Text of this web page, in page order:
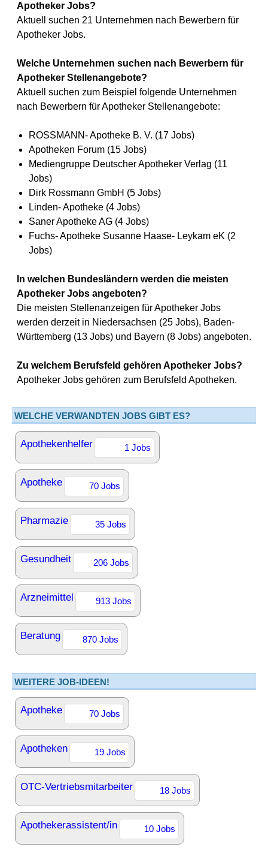
Apotheker Jobs?
Aktuell suchen 21 Unternehmen nach Bewerbern für
Apotheker Jobs.
Welche Unternehmen suchen nach Bewerbern für
Apotheker Stellenangebote?
Aktuell suchen zum Beispiel folgende Unternehmen
nach Bewerbern für Apotheker Stellenangebote:
ROSSMANN- Apotheke B. V. (17 Jobs)
Apotheken Forum (15 Jobs)
Mediengruppe Deutscher Apotheker Verlag (11
Jobs)
Dirk Rossmann GmbH (5 Jobs)
Linden- Apotheke (4 Jobs)
Saner Apotheke AG (4 Jobs)
Fuchs- Apotheke Susanne Haase- Leykam eK (2
Jobs)
In welchen Bundesländern werden die meisten
Apotheker Jobs angeboten?
Die meisten Stellenanzeigen für Apotheker Jobs
werden derzeit in Niedersachsen (25 Jobs), Baden-
Württemberg (13 Jobs) und Bayern (8 Jobs) angeboten.
Zu welchem Berufsfeld gehören Apotheker Jobs?
Apotheker Jobs gehören zum Berufsfeld Apotheken.
WELCHE VERWANDTEN JOBS GIBT ES?
Apothekenhelfer 1 Jobs
Apotheke 70 Jobs
Pharmazie 35 Jobs
Gesundheit 206 Jobs
Arzneimittel 913 Jobs
Beratung 870 Jobs
WEITERE JOB-IDEEN!
Apotheke 70 Jobs
Apotheken 19 Jobs
OTC-Vertriebsmitarbeiter 18 Jobs
Apothekerassistent/in 10 Jobs